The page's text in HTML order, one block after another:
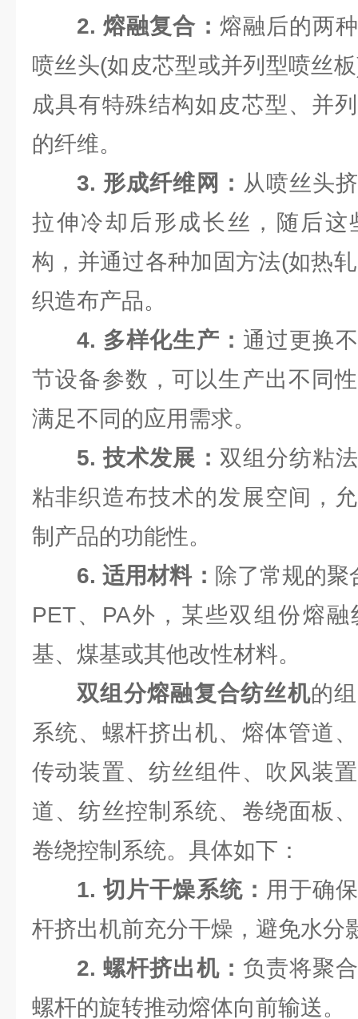
2. 熔融复合： 熔融后的两
喷丝头(如皮芯型或并列型喷丝
成具有特殊结构如皮芯型、并
的纤维。
3. 形成纤维网： 从喷丝头
拉伸冷却后形成长丝，随后这
构，并通过各种加固方法(如热
织造布产品。
4. 多样化生产： 通过更换
节设备参数，可以生产出不同
满足不同的应用需求。
5. 技术发展： 双组分纺粘
粘非织造布技术的发展空间，
制产品的功能性。
6. 适用材料： 除了常规的
PET、PA外，某些双组份熔
基、煤基或其他改性材料。
双组分熔融复合纺丝机的
系统、螺杆挤出机、熔体管道
传动装置、纺丝组件、吹风装
道、纺丝控制系统、卷绕面板
卷绕控制系统。具体如下：
1. 切片干燥系统： 用于确
杆挤出机前充分干燥，避免水分
2. 螺杆挤出机： 负责将聚
螺杆的旋转推动熔体向前输送。